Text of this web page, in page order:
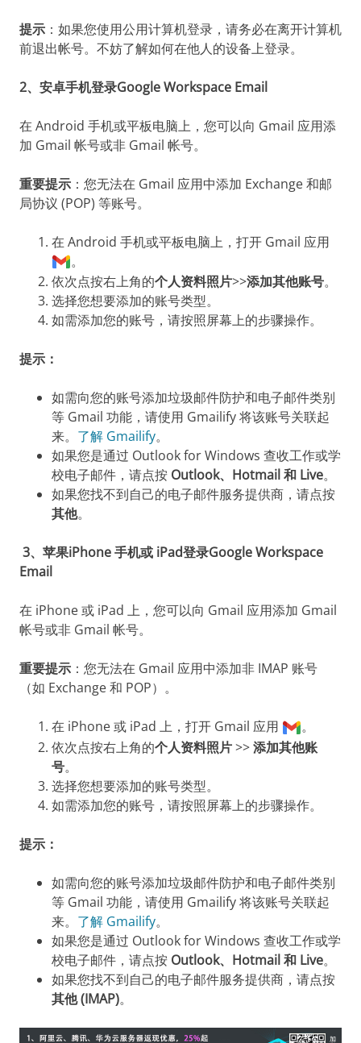
提示 ：如果您使用公用计算机登录，请务必在离开计算机
前退出帐号。不妨了解如何在他人的设备上登录。
2、安卓手机登录Google Workspace Email
在 Android 手机或平板电脑上，您可以向 Gmail 应用添
加 Gmail 帐号或非 Gmail 帐号。
重要提示 ：您无法在 Gmail 应用中添加 Exchange 和邮
局协议 (POP) 等账号。
在 Android 手机或平板电脑上，打开 Gmail 应用
。
依次点按右上角的个人资料照片>>添加其他账号。
选择您想要添加的账号类型。
如需添加您的账号，请按照屏幕上的步骤操作。
提示：
如需向您的账号添加垃圾邮件防护和电子邮件类别
等 Gmail 功能，请使用 Gmailify 将该账号关联起
来。 了解 Gmailify。
如果您是通过 Outlook for Windows 查收工作或学
校电子邮件，请点按 Outlook、Hotmail 和 Live。
如果您找不到自己的电子邮件服务提供商，请点按
其他。
3、苹果iPhone 手机或 iPad登录Google Workspace
Email
在 iPhone 或 iPad 上，您可以向 Gmail 应用添加 Gmail
帐号或非 Gmail 帐号。
重要提示 ：您无法在 Gmail 应用中添加非 IMAP 账号
（如 Exchange 和 POP）。
在 iPhone 或 iPad 上，打开 Gmail 应用
。
依次点按右上角的个人资料照片>>添加其他账
号。
选择您想要添加的账号类型。
如需添加您的账号，请按照屏幕上的步骤操作。
提示：
如需向您的账号添加垃圾邮件防护和电子邮件类别
等 Gmail 功能，请使用 Gmailify 将该账号关联起
来。 了解 Gmailify。
如果您是通过 Outlook for Windows 查收工作或学
校电子邮件，请点按 Outlook、Hotmail 和 Live。
如果您找不到自己的电子邮件服务提供商，请点按
其他 (IMAP)。